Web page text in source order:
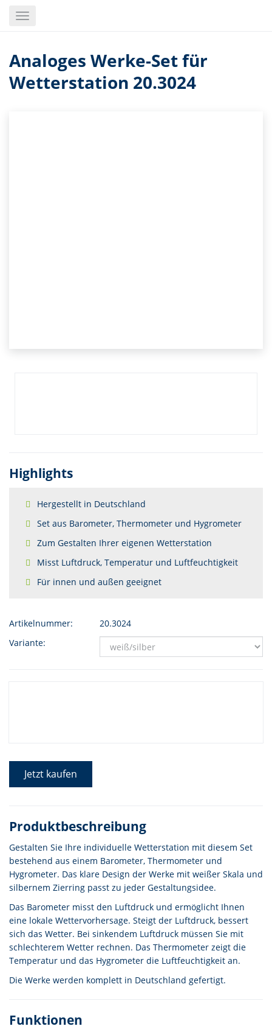
Toggle
Analoges Werke-Set für
Wetterstation 20.3024
Highlights
Hergestellt in Deutschland
Set aus Barometer, Thermometer und Hygrometer
Zum Gestalten Ihrer eigenen Wetterstation
Misst Luftdruck, Temperatur und Luftfeuchtigkeit
Für innen und außen geeignet
Artikelnummer:
20.3024
Variante:
Jetzt kaufen
Produktbeschreibung
Gestalten Sie Ihre individuelle Wetterstation mit diesem Set
bestehend aus einem Barometer, Thermometer und
Hygrometer. Das klare Design der Werke mit weißer Skala und
silbernem Zierring passt zu jeder Gestaltungsidee.
Das Barometer misst den Luftdruck und ermöglicht Ihnen
eine lokale Wettervorhersage. Steigt der Luftdruck, bessert
sich das Wetter. Bei sinkendem Luftdruck müssen Sie mit
schlechterem Wetter rechnen. Das Thermometer zeigt die
Temperatur und das Hygrometer die Luftfeuchtigkeit an.
Die Werke werden komplett in Deutschland gefertigt.
Funktionen